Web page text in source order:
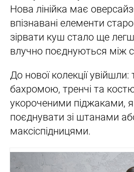
Нова лінійка має
впізнавані елементи
зірвати куш стало ще
влучно поєднуються між
До нової колекції увійшли:
бахромою, тренчі та
укороченими піджаками,
поєднувати зі штанами
максіспідницями.